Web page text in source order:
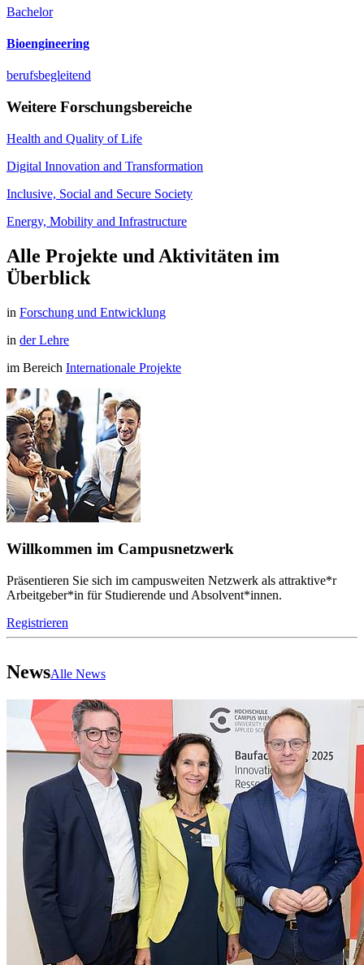
Bachelor
Bioengineering
berufsbegleitend
Weitere Forschungsbereiche
Health and Quality of Life
Digital Innovation and Transformation
Inclusive, Social and Secure Society
Energy, Mobility and Infrastructure
Alle Projekte und Aktivitäten im
Überblick
in Forschung und Entwicklung
in der Lehre
im Bereich Internationale Projekte
Willkommen im Campusnetzwerk
Präsentieren Sie sich im campusweiten Netzwerk als attraktive*r
Arbeitgeber*in für Studierende und Absolvent*innen.
Registrieren
NewsAlle News